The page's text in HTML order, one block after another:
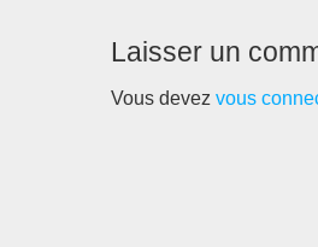
Laisser un
Vous devez vous